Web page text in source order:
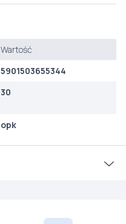
Wartość
5901503655344
30
opk